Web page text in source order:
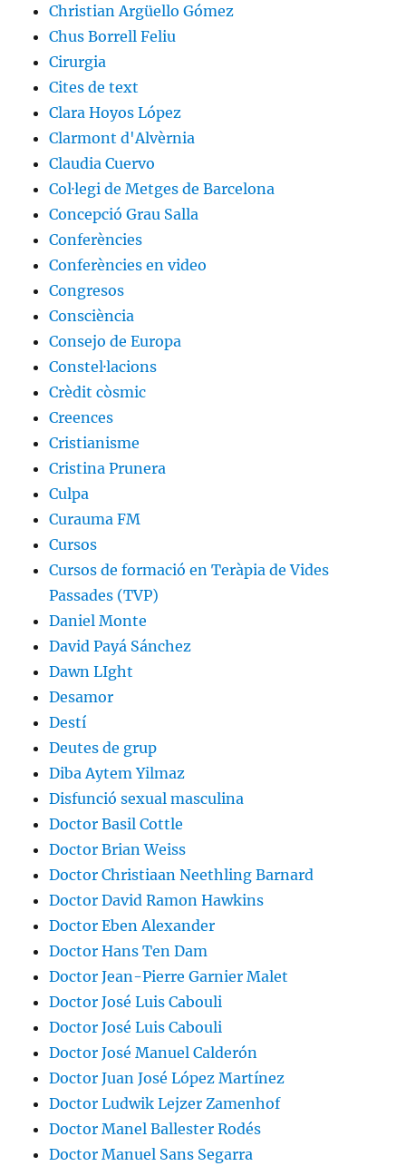
Christian Argüello Gómez
Chus Borrell Feliu
Cirurgia
Cites de text
Clara Hoyos López
Clarmont d'Alvèrnia
Claudia Cuervo
Col·legi de Metges de Barcelona
Concepció Grau Salla
Conferències
Conferències en video
Congresos
Consciència
Consejo de Europa
Constel·lacions
Crèdit còsmic
Creences
Cristianisme
Cristina Prunera
Culpa
Curauma FM
Cursos
Cursos de formació en Teràpia de Vides
Passades (TVP)
Daniel Monte
David Payá Sánchez
Dawn LIght
Desamor
Destí
Deutes de grup
Diba Aytem Yilmaz
Disfunció sexual masculina
Doctor Basil Cottle
Doctor Brian Weiss
Doctor Christiaan Neethling Barnard
Doctor David Ramon Hawkins
Doctor Eben Alexander
Doctor Hans Ten Dam
Doctor Jean-Pierre Garnier Malet
Doctor José Luis Cabouli
Doctor José Luis Cabouli
Doctor José Manuel Calderón
Doctor Juan José López Martínez
Doctor Ludwik Lejzer Zamenhof
Doctor Manel Ballester Rodés
Doctor Manuel Sans Segarra